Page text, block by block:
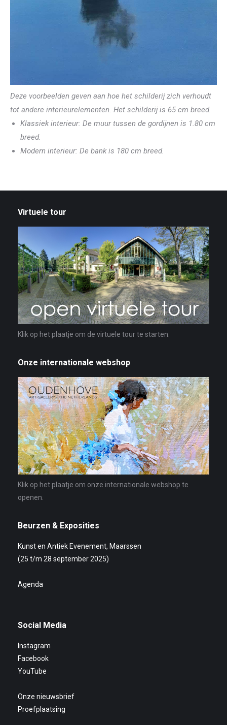
Deze voorbeelden geven aan hoe het schilderij zich verhoudt
tot andere interieurelementen. Het schilderij is 65 cm breed.
Klassiek interieur: De muur tussen de gordijnen is 1.80 cm
breed.
Modern interieur: De bank is 180 cm breed.
Virtuele tour
Klik op het plaatje om de virtuele tour te starten.
Onze internationale webshop
Klik op het plaatje om onze internationale webshop te
openen.
Beurzen & Exposities
Kunst en Antiek Evenement, Maarssen
(25 t/m 28 september 2025)
Agenda
Social Media
Instagram
Facebook
YouTube
Onze nieuwsbrief
Proefplaatsing